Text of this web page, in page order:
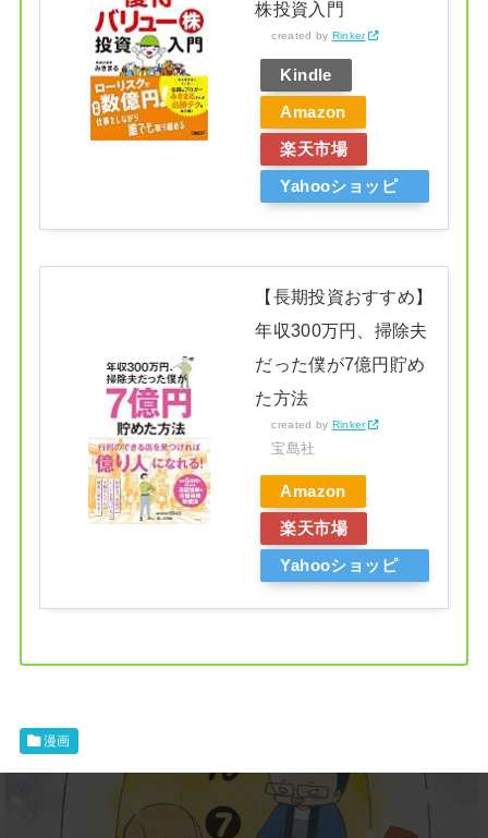
株投資入門
created by Rinker
Kindle
Amazon
楽天市場
Yahooショッピ
【長期投資おすすめ】
年収300万円、掃除夫
だった僕が7億円貯め
た方法
created by Rinker
宝島社
Amazon
楽天市場
Yahooショッピ
漫画